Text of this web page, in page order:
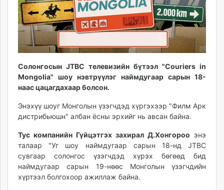
unuudur.mn
isee.mn
mglradio.com
fact.mn
tumen.mn
shuum.mn
tvmongolia.mn
mass.mn
unegui.mn
assa.mn
toim.mn
tac.mn
paparazzi.mn
Солонгосын JTBС телевизийн бүтээл "Couriers in
Mongolia" шоу нэвтрүүлэг наймдугаар сарын 18-
наас цацагдахаар болсон.
Энэхүү шоуг Монголын үзэгчдэд хүргэхээр "Филм Арк
дистрибьюшн" албан ёсны эрхийг нь авсан байна.
Тус компанийн Гүйцэтгэх захирал Д.Хонгороо энэ
талаар "Уг шоу наймдугаар сарын 18-нд JTBC
сувгаар солонгос үзэгчдэд хүрэх бөгөөд бид
наймдугаар сарын 19-нөөс Монголын үзэгчдийн
хүртээл болгохоор ажиллаж байна.